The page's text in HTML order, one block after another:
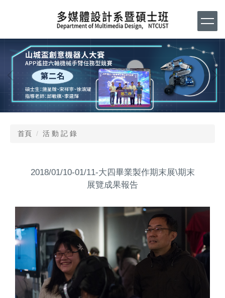
要
區
首頁 活 動 記 錄
2018/01/10-01/11-大四畢業製作期末展\期末
展覽成果報告